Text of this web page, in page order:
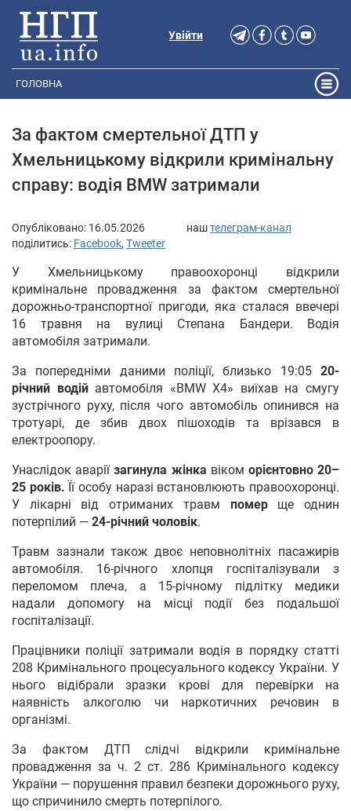
Увійти
ГОЛОВНА
За фактом смертельної ДТП у
Хмельницькому відкрили кримінальну
справу: водія BMW затримали
Опубліковано: 16.05.2026 наштелеграм-канал
поділитись: Facebook, Tweeter
У Хмельницькому правоохоронці відкрили
кримінальне провадження за фактом смертельної
дорожньо-транспортної пригоди, яка сталася ввечері
16 травня на вулиці Степана Бандери. Водія
автомобіля затримали.
За попередніми даними поліції, близько 19:05 20-
річний водійавтомобіля «BMW X4» виїхав на смугу
зустрічного руху, після чого автомобіль опинився на
тротуарі, де збив двох пішоходів та врізався в
електроопору.
Унаслідок аваріїзагинула жінка віком орієнтовно 20–
25 років. Її особу наразі встановлюють правоохоронці.
У лікарні від отриманих травм померще однин
потерпілий — 24-річний чоловік.
Травм зазнали також двоє неповнолітніх пасажирів
автомобіля. 16-річного хлопця госпіталізували з
переломом плеча, а 15-річному підлітку медики
надали допомогу на місці події без подальшої
госпіталізації.
Працівники поліції затримали водія в порядку статті
208 Кримінального процесуального кодексу України. У
нього відібрали зразки крові для перевірки на
наявність алкоголю чи наркотичних речовин в
організмі.
За фактом ДТП слідчі відкрили кримінальне
провадження за ч. 2 ст. 286 Кримінального кодексу
України — порушення правил безпеки дорожнього руху,
що спричинило смерть потерпілого.